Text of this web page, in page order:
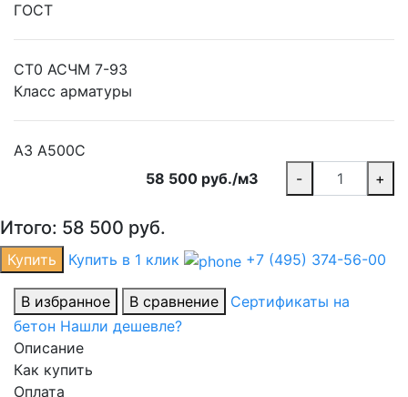
ГОСТ
СТ0 АСЧМ 7-93
Класс арматуры
А3 А500С
58 500 руб./м3
- +
Итого: 58 500 руб.
Купить Купить в 1 клик +7 (495) 374-56-00
В избранное В сравнение
Сертификаты на
бетон Нашли дешевле?
Описание
Как купить
Оплата